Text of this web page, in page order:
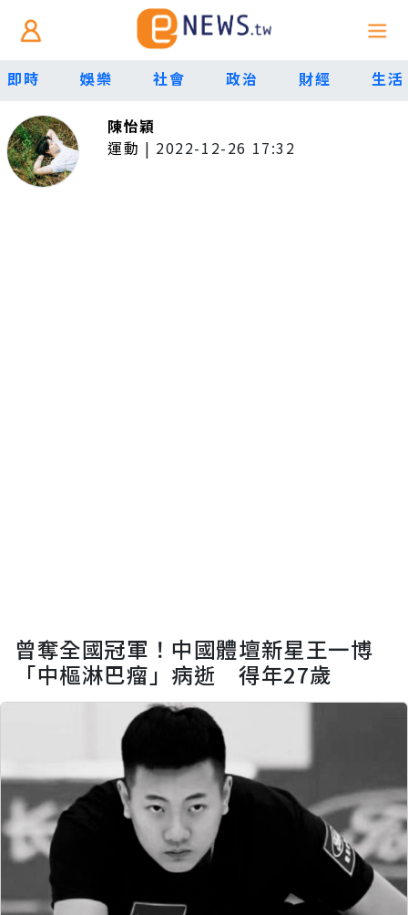
即時 娛樂 社會 政治 財經 生活
陳怡穎
運動 | 2022-12-26 17:32
曾奪全國冠軍！中國體壇新星王一博
「中樞淋巴瘤」病逝 得年27歲